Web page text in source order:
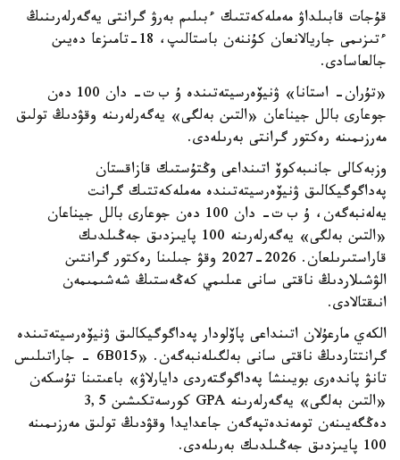
قۇجات قابىلداۋ مەملەكەتتىك ءبىلىم بەرۋ گرانتى يەگەرلەرىنىڭ
ءتىزىمى جاريالانعان كۇننەن باستالىپ، 18-تامىزعا دەيىن
جالعاسادى.
«تۇران- استانا» ۋنيۆەرسيتەتىندە ۇ ب ت- دان 100 دەن
جوعارى بالل جيناعان «التىن بەلگى» يەگەرلەرىنە وقۋدىڭ تولىق
مەرزىمىنە رەكتور گرانتى بەرىلەدى.
وزبەكالى جانىبەكوۆ اتىنداعى وڭتۇستىك قازاقستان
پەداگوگيكالىق ۋنيۆەرسيتەتىندە مەملەكەتتىك گرانت
يەلەنبەگەن، ۇ ب ت- دان 100 دەن جوعارى بالل جيناعان
«التىن بەلگى» يەگەرلەرىنە 100 پايىزدىق جەڭىلدىك
قاراستىرىلعان. 2026-2027 وقۋ جىلىنا رەكتور گرانتىن
الۋشىلاردىڭ ناقتى سانى عىلىمي كەڭەستىڭ شەشىمىمەن
انىقتالادى.
الكەي مارعۇلان اتىنداعى پاۆلودار پەداگوگيكالىق ۋنيۆەرسيتەتىندە
گرانتتاردىڭ ناقتى سانى بەلگىلەنبەگەن. «6B015 - جاراتىلىس
تانۋ پاندەرى بويىنشا پەداگوگتەردى دايارلاۋ» باعىتىنا تۇسكەن
«التىن بەلگى» يەگەرلەرىنە GPA كورسەتكىشىن 3,5
دەڭگەيىنەن تومەندەتپەگەن جاعدايدا وقۋدىڭ تولىق مەرزىمىنە
100 پايىزدىق جەڭىلدىك بەرىلەدى.